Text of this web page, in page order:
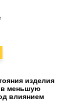
изделия
в меньшую
влиянием